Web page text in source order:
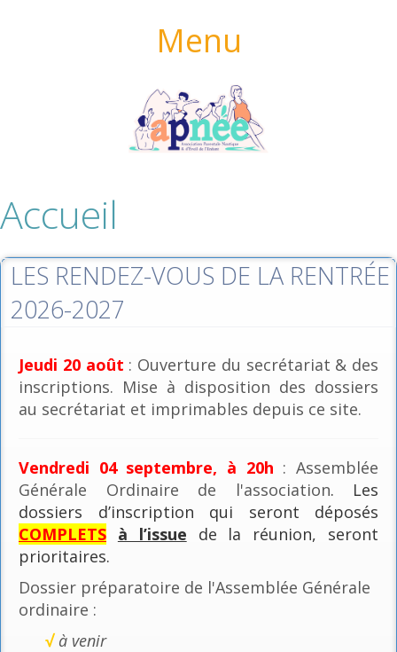
Menu
Accueil
LES RENDEZ-VOUS DE LA RENTRÉE
2026-2027
Jeudi 20 août : Ouverture du secrétariat & des
inscriptions. Mise à disposition des dossiers
au secrétariat et imprimables depuis ce site.
Vendredi 04 septembre, à 20h : Assemblée
Générale Ordinaire de l'association. Les
dossiers d’inscription qui seront déposés
COMPLETS à l’issue de la réunion, seront
prioritaires.
Dossier préparatoire de l'Assemblée Générale
ordinaire :
√ à venir